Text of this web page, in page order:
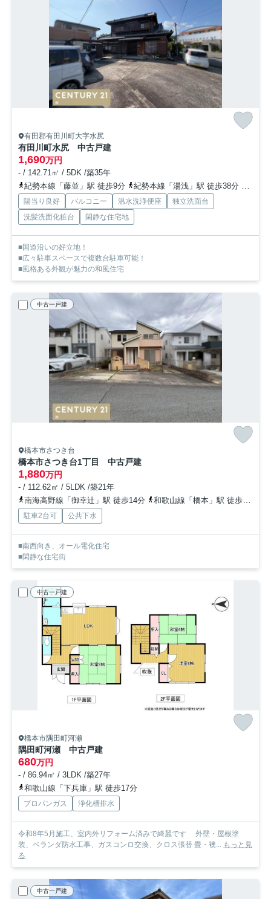
有田郡有田川町大字水尻
有田川町水尻 中古戸建
1,690万円
- / 142.71㎡ / 5DK /築35年
紀勢本線「藤並」駅 徒歩9分
紀勢本線「湯浅」駅 徒歩38分 紀勢
陽当り良好 バルコニー 温水洗浄便座
独立洗面台
洗髪洗面化粧台
閑静な住宅地
■国道沿いの好立地！
■広々駐車スペースで複数台駐車可能！
■風格ある外観が魅力の和風住宅
中古一戸建
橋本市さつき台
橋本市さつき台1丁目 中古戸建
1,880万円
- / 112.62㎡ / 5LDK /築21年
南海高野線「御幸辻」駅 徒歩14分
和歌山線「橋本」駅 徒歩39分
駐車2台可 公共下水
■南西向き、オール電化住宅
■閑静な住宅街
中古一戸建
橋本市隅田町河瀬
隅田町河瀬 中古戸建
680万円
- / 86.94㎡ / 3LDK /築27年
和歌山線「下兵庫」駅 徒歩17分
プロパンガス 浄化槽排水
令和8年5月施工、室内外リフォーム済みで綺麗です 外壁・屋根塗
装、ベランダ防水工事、ガスコンロ交換、クロス張替 畳・襖... もっと見
る
中古一戸建